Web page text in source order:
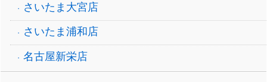
さいたま大宮店
さいたま浦和店
名古屋新栄店